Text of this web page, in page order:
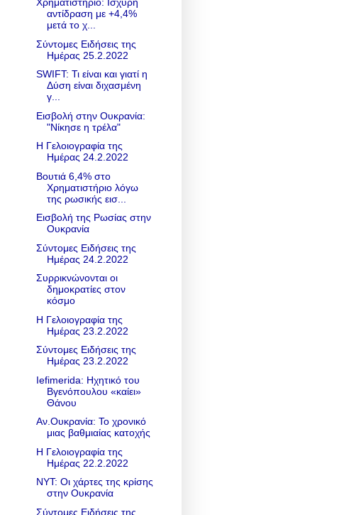
Χρηματιστήριο: Ισχυρή
αντίδραση με +4,4%
μετά το χ...
Σύντομες Ειδήσεις της
Ημέρας 25.2.2022
SWIFT: Τι είναι και γιατί η
Δύση είναι διχασμένη
γ...
Εισβολή στην Ουκρανία:
"Νίκησε η τρέλα"
Η Γελοιογραφία της
Ημέρας 24.2.2022
Βουτιά 6,4% στο
Χρηματιστήριο λόγω
της ρωσικής εισ...
Εισβολή της Ρωσίας στην
Ουκρανία
Σύντομες Ειδήσεις της
Ημέρας 24.2.2022
Συρρικνώνονται οι
δημοκρατίες στον
κόσμο
Η Γελοιογραφία της
Ημέρας 23.2.2022
Σύντομες Ειδήσεις της
Ημέρας 23.2.2022
Iefimerida: Ηχητικό του
Βγενόπουλου «καίει»
Θάνου
Αν.Ουκρανία: Το χρονικό
μιας βαθμιαίας κατοχής
Η Γελοιογραφία της
Ημέρας 22.2.2022
NYT: Οι χάρτες της κρίσης
στην Ουκρανία
Σύντομες Ειδήσεις της